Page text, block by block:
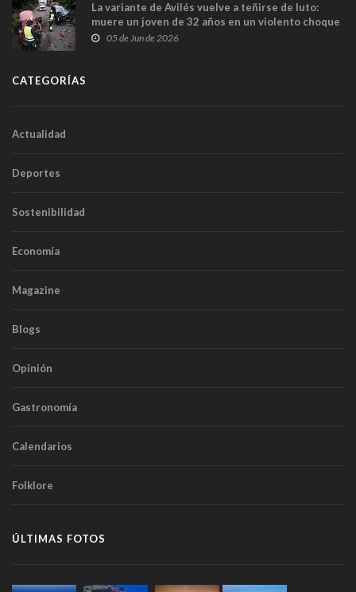
La variante de Avilés vuelve a teñirse de luto:
muere un joven de 32 años en un violento choque
frontal
05 de Jun de 2026
CATEGORÍAS
Actualidad
Deportes
Sostenibilidad
Economía
Magazine
Blogs
Opinión
Gastronomía
Calendarios
Folklore
ÚLTIMAS FOTOS